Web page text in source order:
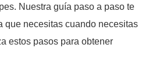
Nuestra guía paso a paso te
que necesitas cuando necesitas
estos pasos para obtener